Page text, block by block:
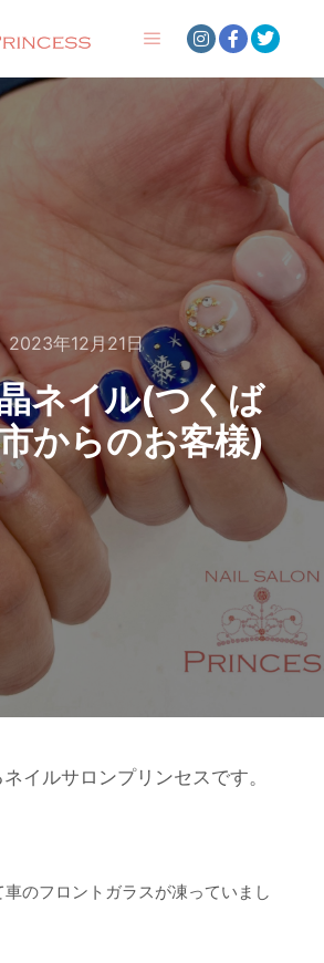
2023年12月21日
ネイル(つくば
からのお客様)
イルサロンプリンセスです。
のフロントガラスが凍っていまし